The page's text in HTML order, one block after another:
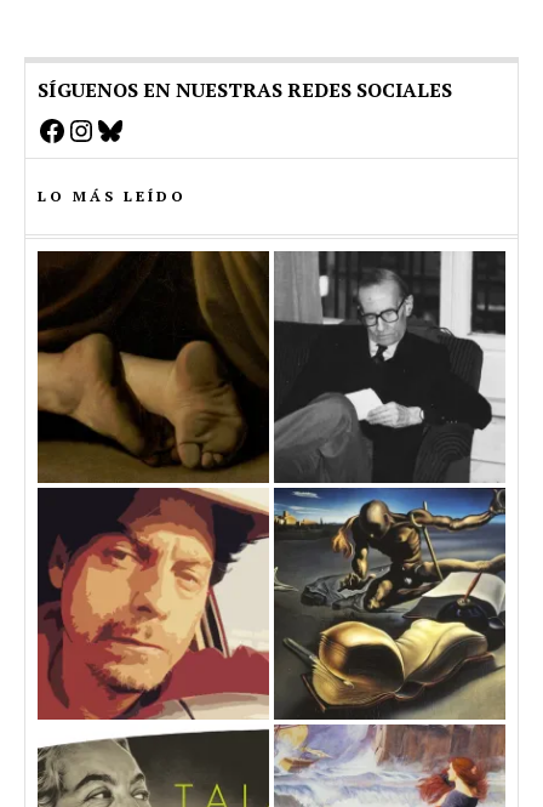
SÍGUENOS EN NUESTRAS REDES SOCIALES
Facebook
Instagram
Bluesky
LO MÁS LEÍDO